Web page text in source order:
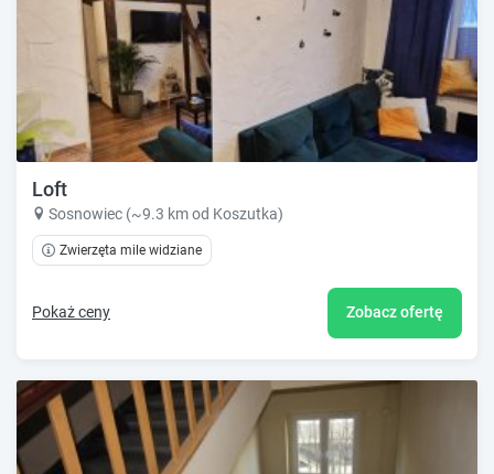
Loft
Sosnowiec (~9.3 km od Koszutka)
Zwierzęta mile widziane
Pokaż ceny Zobacz ofertę